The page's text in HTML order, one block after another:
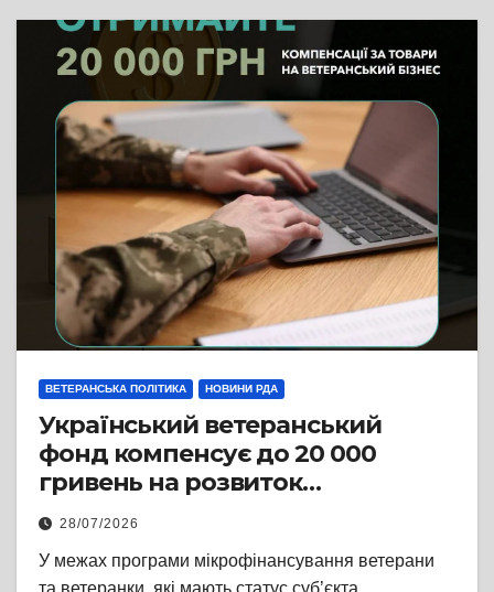
ВЕТЕРАНСЬКА ПОЛІТИКА НОВИНИ РДА
Український ветеранський
фонд компенсує до 20 000
гривень на розвиток
ветеранського бізнесу
28/07/2026
У межах програми мікрофінансування ветерани
та ветеранки, які мають статус суб’єкта